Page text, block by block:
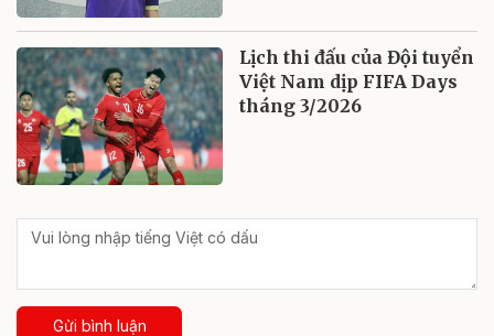
Lịch thi đấu của Đội tuyển
Việt Nam dịp FIFA Days
tháng 3/2026
Gửi bình luận